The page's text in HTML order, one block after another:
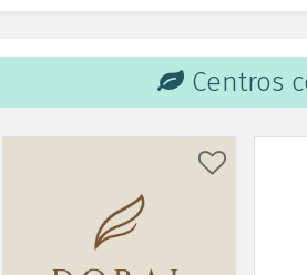
Centros